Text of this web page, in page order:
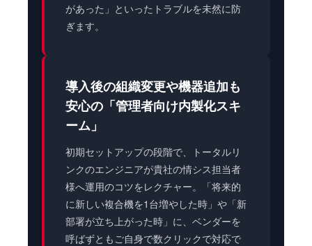
があった」といったトラブルを未然に防
ぎます。
導入後の組織変更や機器追加も
安心の「管理者向け内製化スキ
ーム」
初期セットアップの段階で、トータルリ
ンクのエンジニアが貴社の情シス担当者
様へ運用のコツをレクチャー。「将来的
に新しい複合機を1台増やした時」や「新
部署が立ち上がった時」に、ベンダーを
呼ばずともご自身で数クリックで対応で